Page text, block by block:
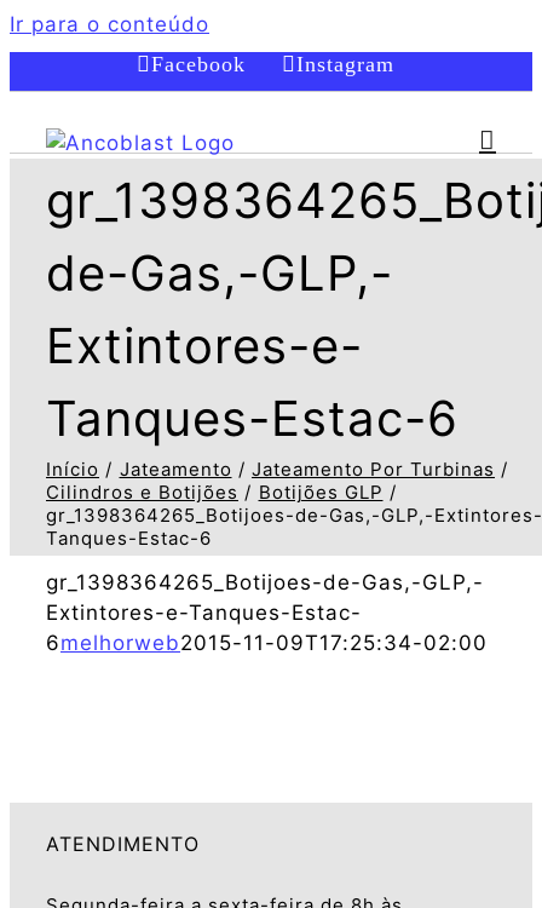
Ir para o conteúdo
Facebook
Instagram
de-Gas,-GLP,-
Extintores-e-
Tanques-Estac-6
Início Jateamento
Jateamento Por Turbinas
Cilindros e Botijões
Botijões GLP
gr_1398364265_Botijoes-de-Gas,-GLP,-
Tanques-Estac-6
gr_1398364265_Botijoes-de-Gas,-GLP,-
Extintores-e-Tanques-Estac-
6melhorweb2015-11-09T17:25:34-02:00
ATENDIMENTO